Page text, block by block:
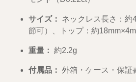
サイズ：
ネックレス長さ：約
節可）、トップ：約
重量： 約2.2g
付属品： 外箱・ケース・保証